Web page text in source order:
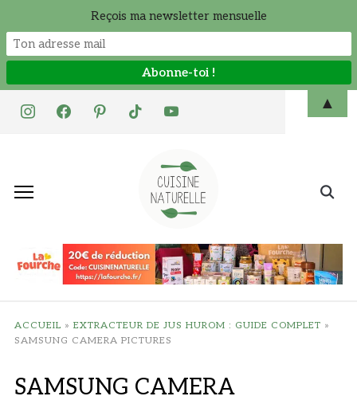
instagramfacebookpinteresttiktok youtube
Search
ACCUEIL » EXTRACTEUR DE JUS HUROM : GUIDE COMPLET »
SAMSUNG CAMERA PICTURES
SAMSUNG CAMERA
Reçois ma newsletter mensuelle
▲